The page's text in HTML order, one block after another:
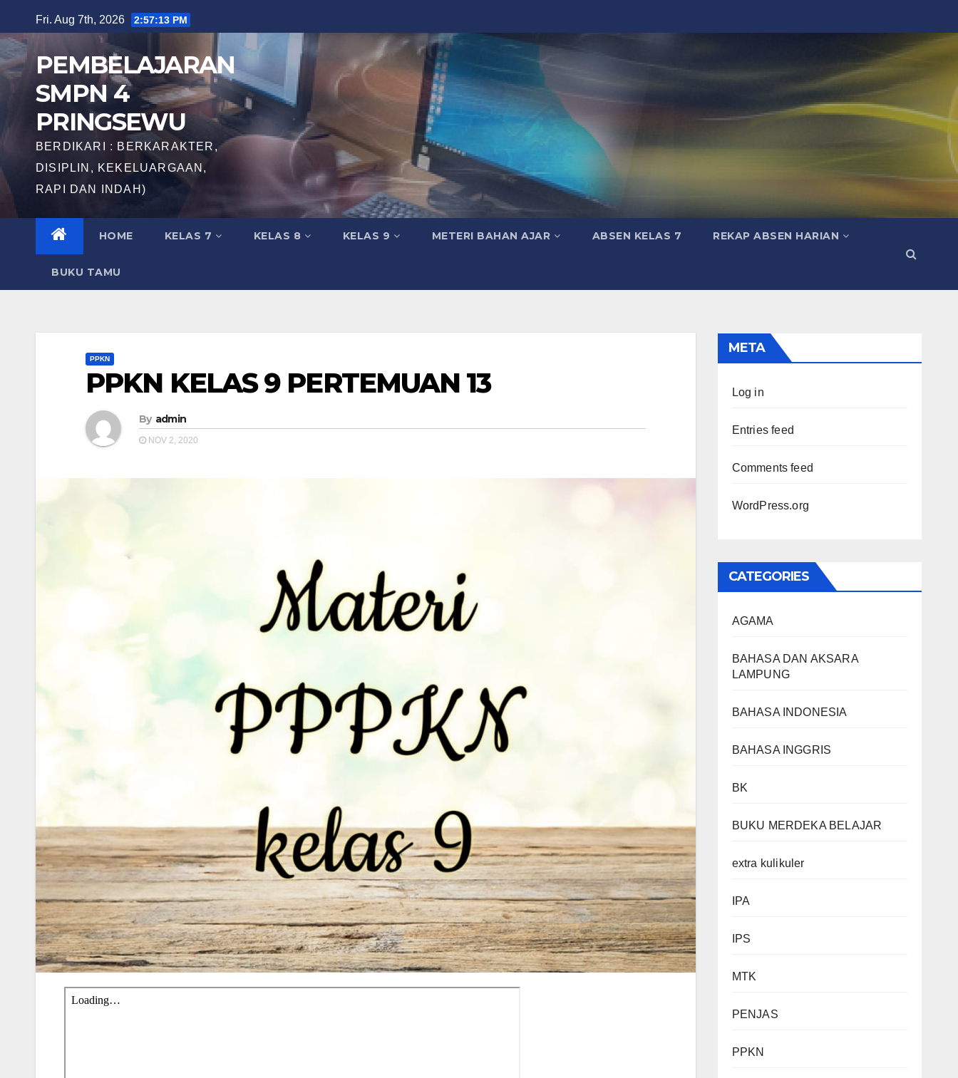
to
content
Fri. Aug 7th, 2026 2:57:13 PM
PEMBELAJARAN
SMPN 4
PRINGSEWU
BERDIKARI : BERKARAKTER,
DISIPLIN, KEKELUARGAAN,
RAPI DAN INDAH)
HOME KELAS 7 KELAS 8 KELAS 9 METERI BAHAN AJAR ABSEN KELAS 7 REKAP ABSEN HARIAN
BUKU TAMU
PPKN
PPKN KELAS 9 PERTEMUAN 13
By admin
NOV 2, 2020
META
Log in
Entries feed
Comments feed
WordPress.org
CATEGORIES
AGAMA
BAHASA DAN AKSARA
LAMPUNG
BAHASA INDONESIA
BAHASA INGGRIS
BK
BUKU MERDEKA BELAJAR
extra kulikuler
IPA
IPS
MTK
PENJAS
PPKN